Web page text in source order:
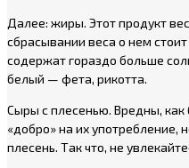
Далее: жиры. Этот продукт
сбрасывании веса о нем
содержат гораздо больше
белый — фета, рикотта.
Сыры с плесенью. Вредны,
«добро» на их употребление,
плесень. Так что, не